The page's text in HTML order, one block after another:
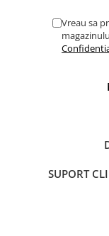
Vreau sa
SUPORT